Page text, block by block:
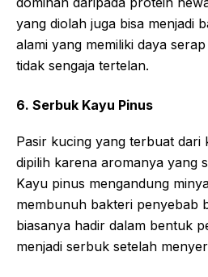
yang diolah juga bisa menjadi
alami yang memiliki daya
tidak sengaja tertelan.
6. Serbuk Kayu Pinus
Pasir kucing yang terbuat dari
dipilih karena aromanya yang
Kayu pinus mengandung
membunuh bakteri penyebab
biasanya hadir dalam bentuk
menjadi serbuk setelah